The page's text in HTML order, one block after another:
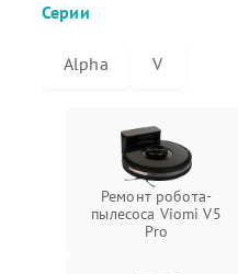
Серии
Alpha V
Ремонт робота-
пылесоса Viomi V5
Pro